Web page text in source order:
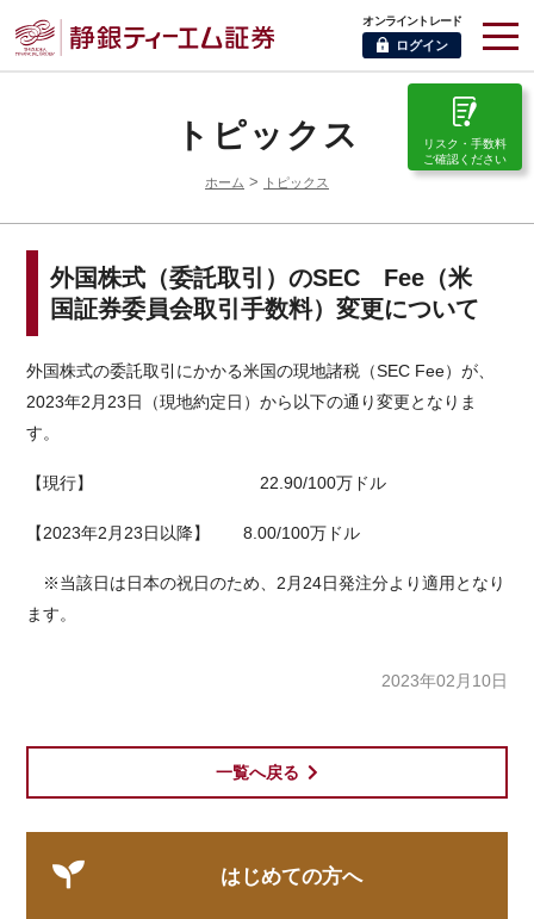
オンライントレード
ログイン
リスク・手数料
ご確認ください
トピックス
ホーム > トピックス
外国株式（委託取引）のSEC Fee（米
国証券委員会取引手数料）変更について
外国株式の委託取引にかかる米国の現地諸税（SEC Fee）が、
2023年2月23日（現地約定日）から以下の通り変更となりま
す。
【現行】 22.90/100万ドル
【2023年2月23日以降】 8.00/100万ドル
※当該日は日本の祝日のため、2月24日発注分より適用となり
ます。
2023年02月10日
一覧へ戻る
はじめての方へ